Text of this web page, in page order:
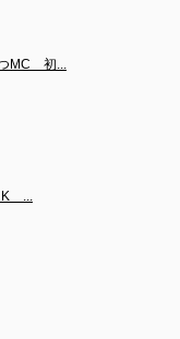
MC　初...
　...